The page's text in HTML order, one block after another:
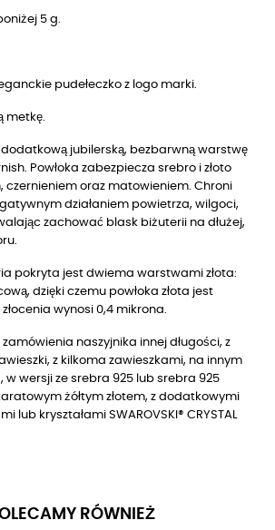
5 g.
pudełeczko z logo marki.
metkę.
jubilerską, bezbarwną warstwę
Powłoka zabezpiecza srebro i złoto
czernieniem oraz matowieniem. Chroni
działaniem powietrza, wilgoci,
zachować blask biżuterii na dłużej,
pokryta jest dwiema warstwami złota:
dzięki czemu powłoka złota jest
wynosi 0,4 mikrona.
naszyjnika innej długości, z
z kilkoma zawieszkami, na innym
w wersji ze srebra 925 lub srebra 925
żółtym złotem, z dodatkowymi
lub kryształami SWAROVSKI® CRYSTAL
RÓWNIEŻ